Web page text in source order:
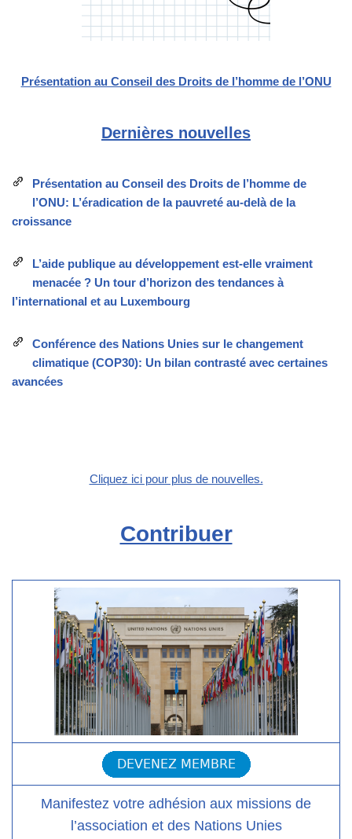
Présentation au Conseil des Droits de l’homme de l’ONU
Dernières nouvelles
Présentation au Conseil des Droits de l’homme de
l’ONU: L’éradication de la pauvreté au-delà de la
croissance
L’aide publique au développement est-elle vraiment
menacée ? Un tour d’horizon des tendances à
l’international et au Luxembourg
Conférence des Nations Unies sur le changement
climatique (COP30): Un bilan contrasté avec certaines
avancées
Cliquez ici pour plus de nouvelles.
Contribuer
Manifestez votre adhésion aux missions de
l’association et des Nations Unies